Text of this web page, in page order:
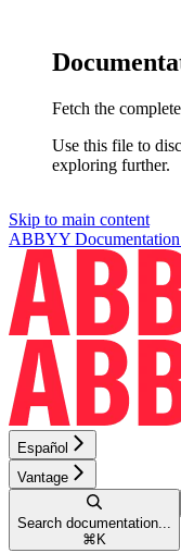
Fetch the
Use this file to
exploring further.
Skip to main content
ABBYY Documentation
Español
Vantage
Search documentation...
⌘ K